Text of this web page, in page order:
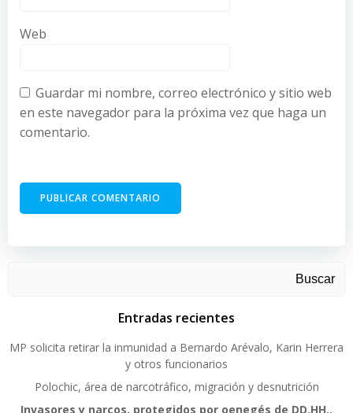
Web
Guardar mi nombre, correo electrónico y sitio web
en este navegador para la próxima vez que haga un
comentario.
Buscar
Entradas recientes
MP solicita retirar la inmunidad a Bernardo Arévalo, Karin Herrera
y otros funcionarios
Polochic, área de narcotráfico, migración y desnutrición
Invasores y narcos, protegidos por oenegés de DD.HH.,